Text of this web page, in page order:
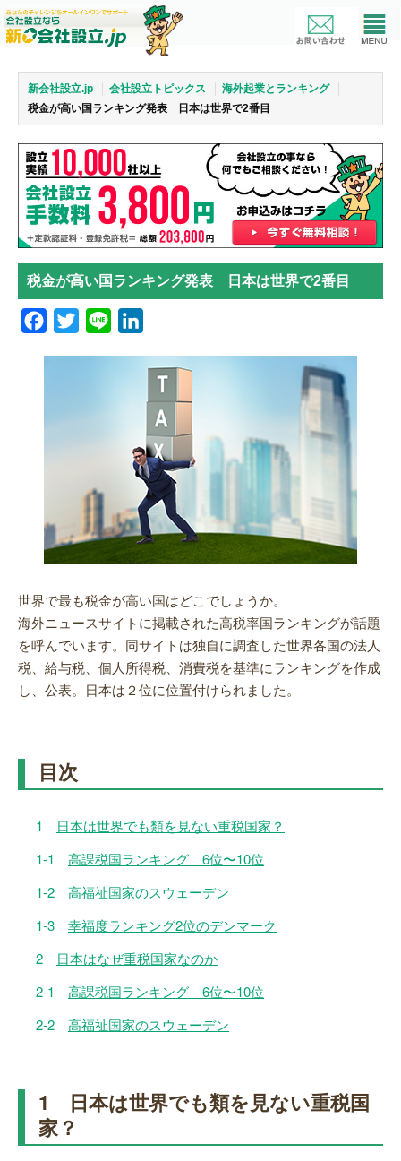
新会社設立.jp 会社設立トピックス
海外起業とランキング
税金が高い国ランキング発表 日本は世界で2番目
税金が高い国ランキング発表 日本は世界で2番目
Facebook
Twitter Line
世界で最も税金が高い国はどこでしょうか。
海外ニュースサイトに掲載された高税率国ランキングが話題
を呼んでいます。同サイトは独自に調査した世界各国の法人
税、給与税、個人所得税、消費税を基準にランキングを作成
し、公表。日本は２位に位置付けられました。
目次
1 日本は世界でも類を見ない重税国家？
1-1 高課税国ランキング 6位〜10位
1-2 高福祉国家のスウェーデン
1-3 幸福度ランキング2位のデンマーク
2 日本はなぜ重税国家なのか
2-1 高課税国ランキング 6位〜10位
2-2 高福祉国家のスウェーデン
1 日本は世界でも類を見ない重税国
家？